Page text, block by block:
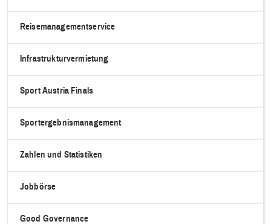
Reisemanagementservice
Infrastrukturvermietung
Sport Austria Finals
Sportergebnismanagement
Zahlen und Statistiken
Jobbörse
Good Governance